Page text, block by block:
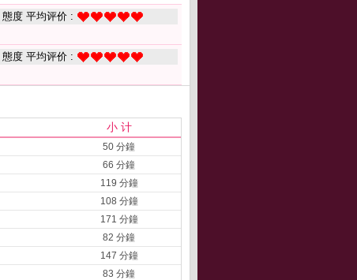
態度 平均评价 :
態度 平均评价 :
小 计
50 分鐘
66 分鐘
119 分鐘
108 分鐘
171 分鐘
82 分鐘
147 分鐘
83 分鐘